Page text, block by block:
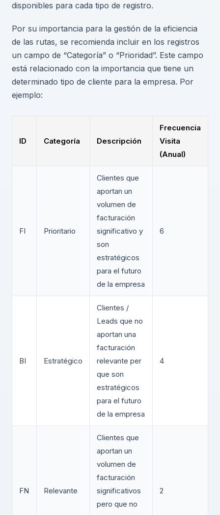
disponibles para cada tipo de registro.
Por su importancia para la gestión de la eficiencia
de las rutas, se recomienda incluir en los registros
un campo de “Categoría” o “Prioridad”. Este campo
está relacionado con la importancia que tiene un
determinado tipo de cliente para la empresa. Por
ejemplo:
ID Categoría Descripción
Frecuencia
Visita
(Anual)
FI Prioritario
Clientes que
aportan un
volumen de
facturación
significativo y
son
estratégicos
para el futuro
de la empresa
6
BI Estratégico
Clientes /
Leads que no
aportan una
facturación
relevante per
que son
estratégicos
para el futuro
de la empresa
4
FN Relevante
Clientes que
aportan un
volumen de
facturación
significativos
pero que no
2